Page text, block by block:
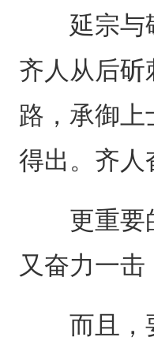
延宗与敬
齐人从后斫
路，承御
得出。齐人
更重要的
又奋力一
而且，要